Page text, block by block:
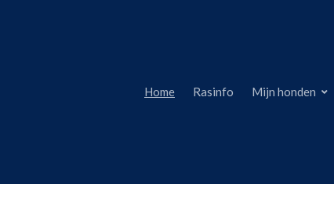
Home Rasinfo Mijn honden